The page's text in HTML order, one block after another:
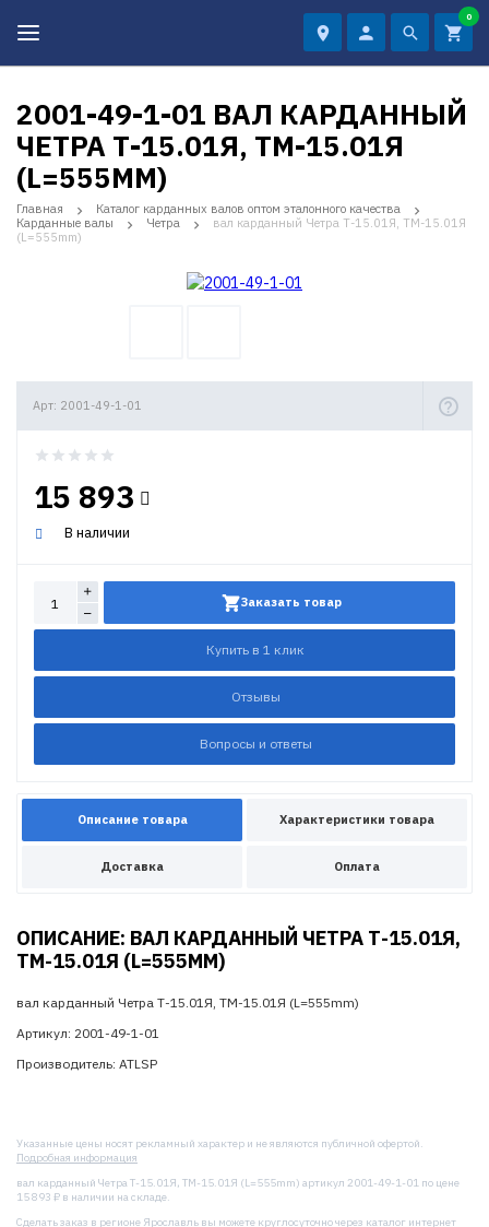
0
2001-49-1-01 ВАЛ КАРДАННЫЙ
ЧЕТРА Т-15.01Я, ТМ-15.01Я
(L=555MM)
Главная
Каталог карданных валов оптом эталонного качества
Карданные валы
Четра
вал карданный Четра Т-15.01Я, ТМ-15.01Я
(L=555mm)
Арт: 2001-49-1-01
15 893
В наличии
Заказать товар
Купить в 1 клик
Отзывы
Вопросы и ответы
Описание товара Характеристики товара
Доставка Оплата
ОПИСАНИЕ: ВАЛ КАРДАННЫЙ ЧЕТРА Т-15.01Я,
ТМ-15.01Я (L=555MM)
вал карданный Четра Т-15.01Я, ТМ-15.01Я (L=555mm)
Артикул: 2001-49-1-01
Производитель: ATLSP
Указанные цены носят рекламный характер и не являются публичной офертой.
Подробная информация
вал карданный Четра Т-15.01Я, ТМ-15.01Я (L=555mm) артикул 2001-49-1-01 по цене
15 893 ₽ в наличии на складе.
Сделать заказ в регионе Ярославль вы можете круглосуточно через каталог интернет